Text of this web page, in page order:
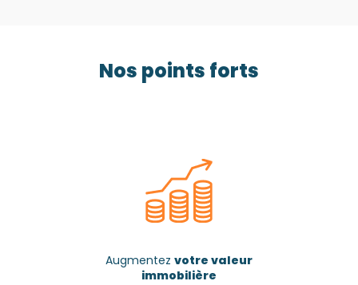
Nos points forts
Augmentez votre valeur
immobilière